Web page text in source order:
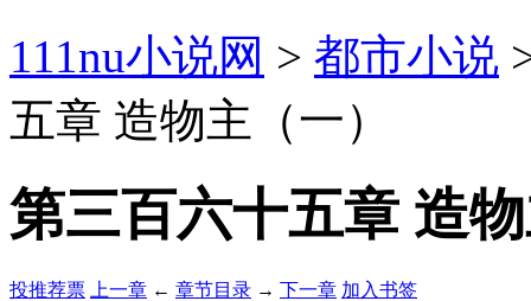
111nu小说网 > 都市小说
五章 造物主（一）
第三百六十五章 造
投推荐票 上一章 ← 章节目录 → 下一章 加入书签